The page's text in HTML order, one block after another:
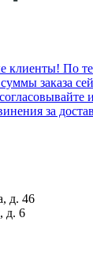
клиенты! По
заказа
за
д. 46
д. 6